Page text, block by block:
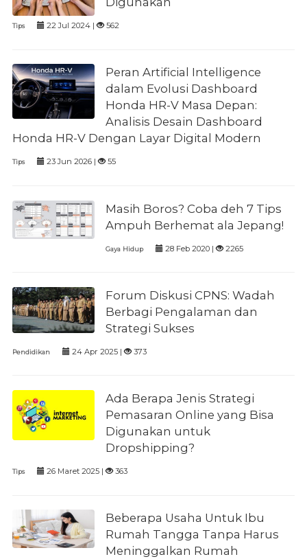
Tips 22 Jul 2024 | 562
Peran Artificial Intelligence
dalam Evolusi Dashboard
Honda HR-V Masa Depan:
Analisis Desain Dashboard
Honda HR-V Dengan Layar Digital Modern
Tips 23 Jun 2026 | 55
Masih Boros? Coba deh 7 Tips
Ampuh Berhemat ala Jepang!
Gaya Hidup 28 Feb 2020 | 2265
Forum Diskusi CPNS: Wadah
Berbagi Pengalaman dan
Strategi Sukses
Pendidikan 24 Apr 2025 | 373
Ada Berapa Jenis Strategi
Pemasaran Online yang Bisa
Digunakan untuk
Dropshipping?
Tips 26 Maret 2025 | 363
Beberapa Usaha Untuk Ibu
Rumah Tangga Tanpa Harus
Meninggalkan Rumah